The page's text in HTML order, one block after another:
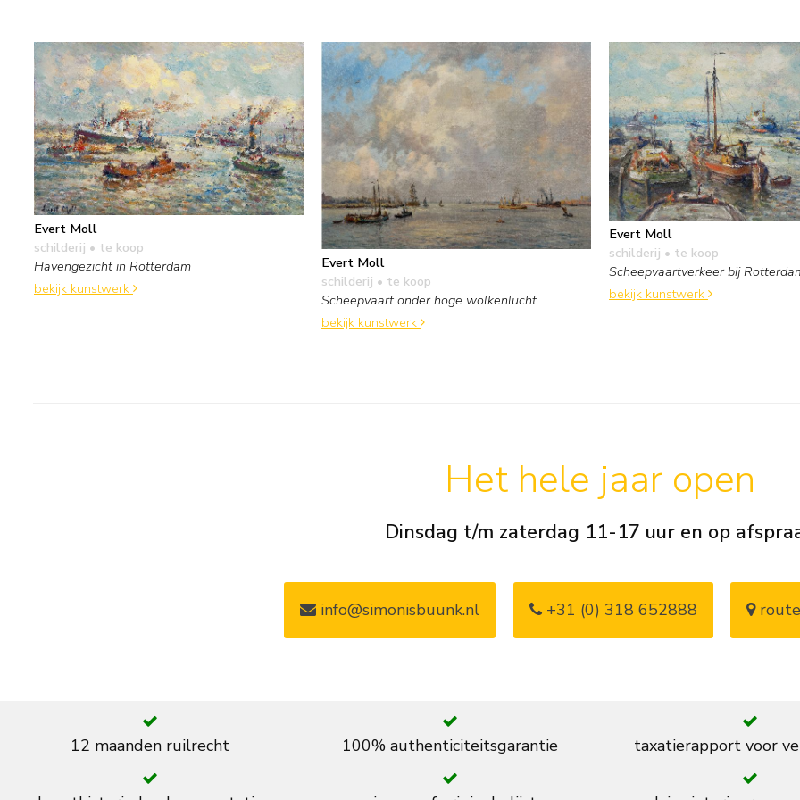
Evert Moll
schilderij • te koop
Havengezicht in Rotterdam
bekijk kunstwerk
Evert Moll
schilderij • te koop
Scheepvaart onder hoge wolkenlucht
bekijk kunstwerk
Evert Moll
schilderij • te koop
Scheepvaartverkeer bij
bekijk kunstwerk
Het hele jaar open
Dinsdag t/m zaterdag 11-17 uur en op
info@simonisbuunk.nl +31 (0) 318 652888
12 maanden ruilrecht 100% authenticiteitsgarantie taxatierapport voor